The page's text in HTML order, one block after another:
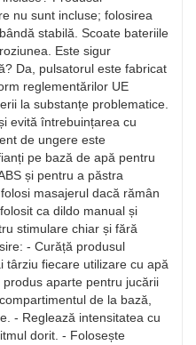
nu sunt incluse; folosirea
stabilă. Scoate bateriile
Este sigur
Da, pulsatorul este fabricat
reglementărilor UE
la substanțe problematice.
evită întrebuințarea cu
de ungere este
pe bază de apă pentru
și pentru a păstra
masajerul dacă rămân
ca dildo manual și
stimulare chiar și fără
- Curăță produsul
târziu fiecare utilizare cu apă
aparte pentru jucării
de la bază,
- Reglează intensitatea cu
dorit. - Folosește